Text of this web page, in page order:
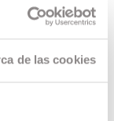
de las cookies